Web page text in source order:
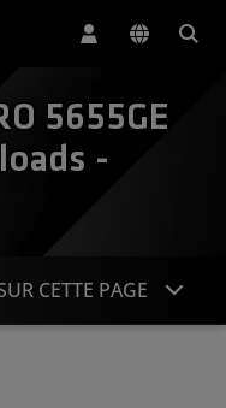
5655GE
-
CETTE PAGE